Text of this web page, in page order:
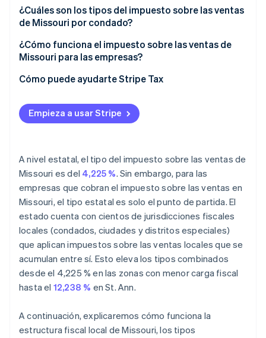
¿Cuáles son los tipos del impuesto sobre las ventas
de Missouri por condado?
¿Cómo funciona el impuesto sobre las ventas de
Missouri para las empresas?
Nexo
Fiscalidad
Presentación
Cómo puede ayudarte Stripe Tax
Empieza a usar Stripe
A nivel estatal, el tipo del impuesto sobre las ventas de
Missouri es del 4,225 %. Sin embargo, para las
empresas que cobran el impuesto sobre las ventas en
Missouri, el tipo estatal es solo el punto de partida. El
estado cuenta con cientos de jurisdicciones fiscales
locales (condados, ciudades y distritos especiales)
que aplican impuestos sobre las ventas locales que se
acumulan entre sí. Esto eleva los tipos combinados
desde el 4,225 % en las zonas con menor carga fiscal
hasta el 12,238 % en St. Ann.
A continuación, explicaremos cómo funciona la
estructura fiscal local de Missouri, los tipos